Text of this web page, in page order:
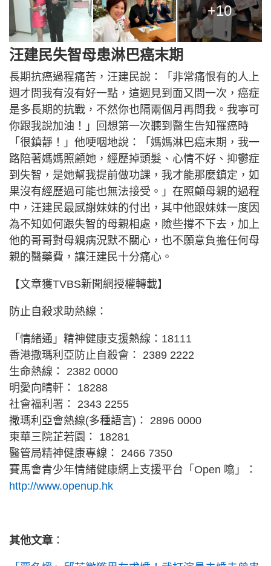
+10
汪建民失智母患淋巴癌末期
長期抗癌過程痛苦，汪建民說：「非常痛恨有的人上
週才問我有沒有好一點，這週見到面又問一次，癌症
是多長期的抗戰，不然你也隔兩個月再問我。我寧可
你跟我說加油！」回想第一次聽到醫生告知罹癌時
「很鎮靜！」他哽咽地說：「媽媽淋巴癌末期，我一
路陪著媽媽照顧她，經歷掉頭髮、心情不好、抑鬱症
到失智，是她幫我提前做功課，我才能那麼鎮定，如
果沒有經歷過可能也無法接受。」在照顧母親的過程
中，汪建民最感謝妹妹的付出，其中他跟妹妹一度因
為不知如何跟失智的母親相處，險些撐不下去，加上
他的哥哥對母親病況默不關心，也不願意負擔任何母
親的醫藥費，讓汪建民十分痛心。
【文章獲TVBS新聞網授權轉載】
防止自殺求助熱線：
「情緒通」精神健康支援熱線：18111
香港撒瑪利亞防止自殺會： 2389 2222
生命熱線： 2382 0000
明愛向晴軒： 18288
社會福利署： 2343 2255
撒瑪利亞會熱線(多種語言)： 2896 0000
東華三院芷若園： 18281
醫管局精神健康專線： 2466 7350
賽馬會青少年情緒健康網上支援平台「Open 噏」：
http://www.openup.hk
其他文章 ：